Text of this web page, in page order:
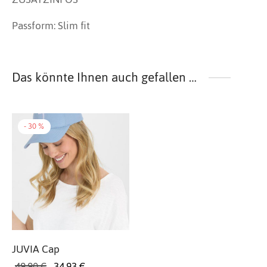
Passform:Slim fit
Das könnte Ihnen auch gefallen …
-30%
JUVIA Cap